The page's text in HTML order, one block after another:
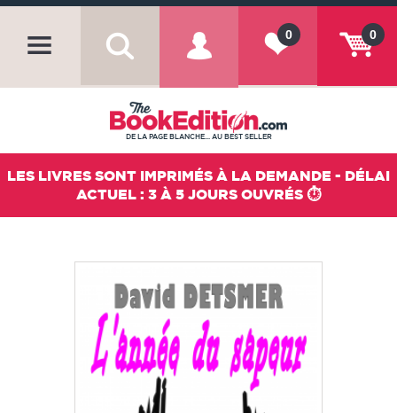
0
0
DE LA PAGE BLANCHE... AU BEST SELLER
LES LIVRES SONT IMPRIMÉS À LA DEMANDE - DÉLAI
ACTUEL : 3 À 5 JOURS OUVRÉS ⏱️